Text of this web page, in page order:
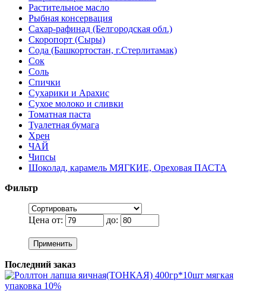
Растительное масло
Рыбная консервация
Сахар-рафинад (Белгородская обл.)
Скоропорт (Сыры)
Сода (Башкортостан, г.Стерлитамак)
Сок
Соль
Спички
Сухарики и Арахис
Сухое молоко и сливки
Томатная паста
Туалетная бумага
Хрен
ЧАЙ
Чипсы
Шоколад, карамель МЯГКИЕ, Ореховая ПАСТА
Фильтр
Цена от: до:
Применить
Последний заказ